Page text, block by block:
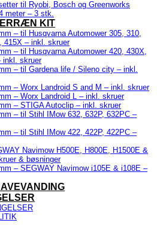
til Ryobi, Bosch og Greenworks
meter – 3 stk.
KIT
– til Husqvarna Automower 305, 310,
415X – inkl. skruer
– til Husqvarna Automower 420, 430X,
inkl. skruer
– til Gardena life / Sileno city – inkl.
– Worx Landroid S and M – inkl. skruer
– Worx Landroid L – inkl. skruer
– STIGA Autoclip – inkl. skruer
– til Stihl IMow 632, 632P, 632PC –
– til Stihl IMow 422, 422P, 422PC –
Navimow H500E, H800E, H1500E &
& bøsninger
– SEGWAY Navimow i105E & i108E –